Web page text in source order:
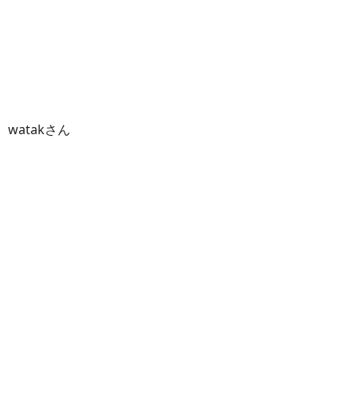
watakさん